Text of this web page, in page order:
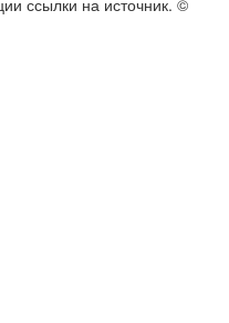
ссылки на источник. ©